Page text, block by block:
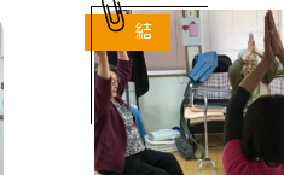
結